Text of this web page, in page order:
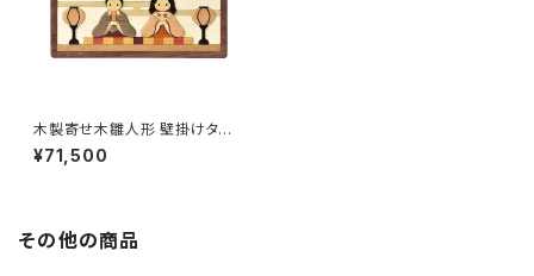
木製寄せ木雛人形 壁掛けタイ
プ
¥71,500
その他の商品